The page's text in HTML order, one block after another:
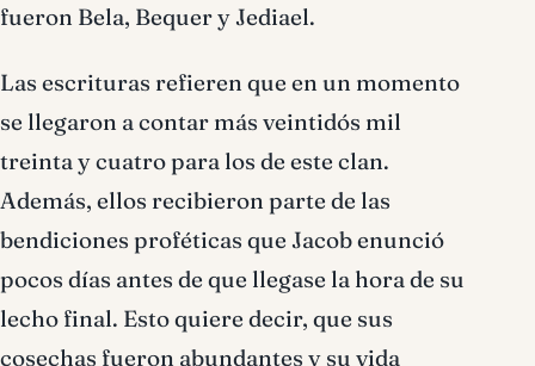
fueron Bela, Bequer y Jediael.
Las escrituras refieren que en un momento
se llegaron a contar más veintidós mil
treinta y cuatro para los de este clan.
Además, ellos recibieron parte de las
bendiciones proféticas que Jacob enunció
pocos días antes de que llegase la hora de su
lecho final. Esto quiere decir, que sus
cosechas fueron abundantes y su vida